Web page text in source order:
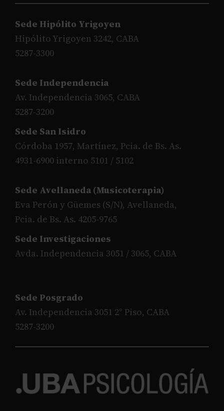
Sede Hipólito Yrigoyen
Hipólito Yrigoyen 3242, CABA
5287-3300
Sede Independencia
Av. Independencia 3065, CABA
5287-3200
Sede San Isidro
Córdoba 1957, Martínez, Pcia. de Bs. As.
4931-6900 interno 5101 / 5102
Sede Avellaneda (Musicoterapia)
Eva Perón y Güemes (S/N), Avellaneda,
Pcia. de Bs. As. 4205-9765
Sede Investigaciones
Avda. Independencia 3051 / 3065, CABA
Sede Posgrado
Av. Independencia 3051 2° Piso, CABA
5287-3200